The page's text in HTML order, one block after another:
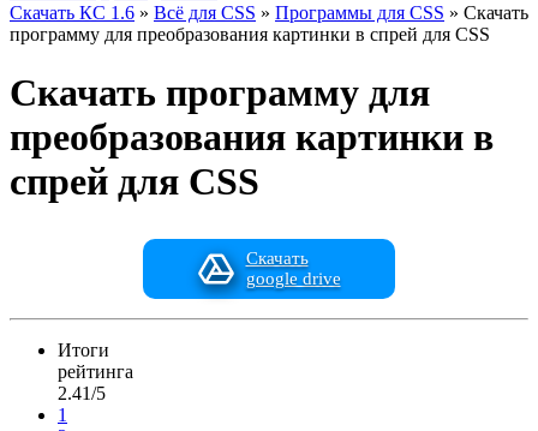
Скачать КС 1.6 » Всё для CSS » Программы для CSS » Скачать
программу для преобразования картинки в спрей для CSS
Скачать программу для
преобразования картинки в
спрей для CSS
Скачать
google drive
Итоги
рейтинга
2.41/5
1